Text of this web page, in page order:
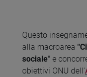
Questo
alla macroarea
sociale" e
obiettivi ONU dell'